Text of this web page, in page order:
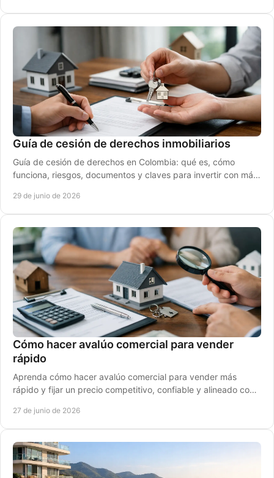
Guía de cesión de derechos inmobiliarios
Guía de cesión de derechos en Colombia: qué es, cómo
funciona, riesgos, documentos y claves para invertir con más
29 de junio de 2026
Cómo hacer avalúo comercial para vender
rápido
Aprenda cómo hacer avalúo comercial para vender más
rápido y fijar un precio competitivo, confiable y alineado con
27 de junio de 2026